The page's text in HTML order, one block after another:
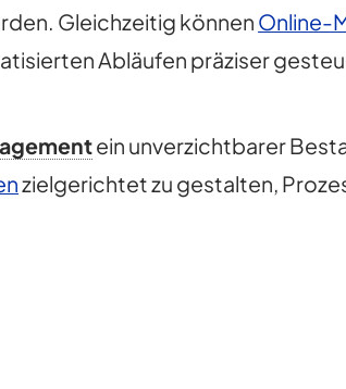
Gleichzeitig können Online-
Abläufen präziser
ein unverzichtbarer
zielgerichtet zu gestalten,